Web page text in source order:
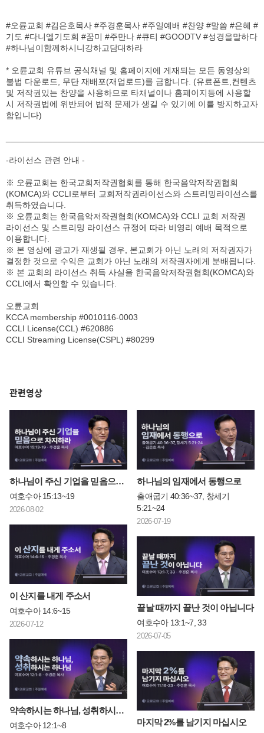
#오륜교회 #김은호목사 #주경훈목사 #주일예배 #찬양 #말씀 #은혜 #
기도 #다니엘기도회 #꿈미 #주만나 #큐티 #GOODTV #성경을말하다
#하나님이함께하시니강하고담대하라
* 오륜교회 유튜브 공식채널 및 홈페이지에 게재되는 모든 동영상의
불법 다운로드, 무단 재배포(재업로드)를 금합니다. (유료폰트,컨텐츠
및 저작권있는 찬양을 사용하므로 타채널이나 홈페이지등에 사용할
시 저작권법에 위반되어 법적 문제가 생길 수 있기에 이를 방지하고자
함입니다)
-라이선스 관련 안내 -
※ 오륜교회는 한국교회저작권협회를 통해 한국음악저작권협회
(KOMCA)와 CCLI로부터 교회저작권라이선스와 스트리밍라이선스를
취득하였습니다.
※ 오륜교회는 한국음악저작권협회(KOMCA)와 CCLI 교회 저작권
라이선스 및 스트리밍 라이선스 규정에 따라 비영리 예배 목적으로
이용합니다.
※ 본 영상에 광고가 재생될 경우, 본교회가 아닌 노래의 저작권자가
결정한 것으로 수익은 교회가 아닌 노래의 저작권자에게 분배됩니다.
※ 본 교회의 라이선스 취득 사실을 한국음악저작권협회(KOMCA)와
CCLI에서 확인할 수 있습니다.
오륜교회
KCCA membership #0010116-0003
CCLI License(CCL) #620886
CCLI Streaming License(CSPL) #80299
관련영상
하나님이 주신 기업을 믿음으로 차지하라
여호수아 15:13~19
2026-08-02
하나님의 임재에서 동행으로
출애굽기 40:36~37, 창세기
5:21~24
2026-07-19
이 산지를 내게 주소서
여호수아 14:6~15
2026-07-12
끝날 때까지 끝난 것이 아닙니다
여호수아 13:1~7, 33
2026-07-05
약속하시는 하나님, 성취하시는 하나님
여호수아 12:1~8 마지막 2%를 남기지 마십시오